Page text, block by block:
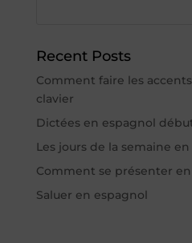
Recent Posts
Comment faire les
clavier
Dictées en espagnol
Les jours de la semaine
Comment se présenter
Saluer en espagnol